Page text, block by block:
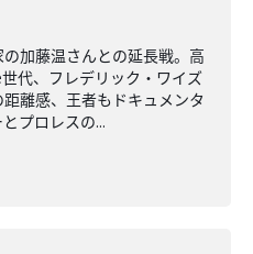
加藤温さんとの延長戦。高
代、フレデリック・ワイズ
離感、王者もドキュメンタ
プロレスの...